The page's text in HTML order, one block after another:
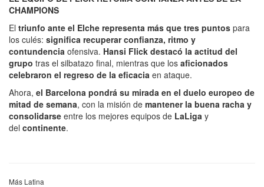
CHAMPIONS
El triunfo ante el Elche representa más que tres puntos para
los culés: significa recuperar confianza, ritmo y
contundencia ofensiva. Hansi Flick destacó la actitud del
grupo tras el silbatazo final, mientras que los aficionados
celebraron el regreso de la eficacia en ataque.
Ahora, el Barcelona pondrá su mirada en el duelo europeo de
mitad de semana, con la misión de mantener la buena racha y
consolidarse entre los mejores equipos de LaLiga y
del continente.
Más Latina